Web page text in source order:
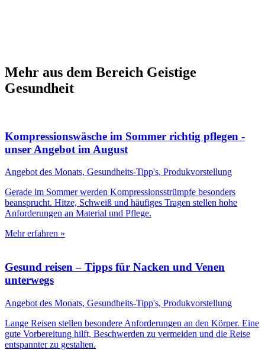
Mehr aus dem Bereich Geistige
Gesundheit
Kompressionswäsche im Sommer richtig pflegen -
unser Angebot im August
Angebot des Monats, Gesundheits-Tipp's, Produkvorstellung
Gerade im Sommer werden Kompressionsstrümpfe besonders
beansprucht. Hitze, Schweiß und häufiges Tragen stellen hohe
Anforderungen an Material und Pflege.
Mehr erfahren »
Gesund reisen – Tipps für Nacken und Venen
unterwegs
Angebot des Monats, Gesundheits-Tipp's, Produkvorstellung
Lange Reisen stellen besondere Anforderungen an den Körper. Eine
gute Vorbereitung hilft, Beschwerden zu vermeiden und die Reise
entspannter zu gestalten.